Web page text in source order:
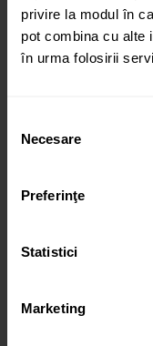
privire la modul în
pot combina cu alte
în urma folosirii
consimțământului
Necesare
Preferinţe
Statistici
Marketing
Email*
Brat de dus cu